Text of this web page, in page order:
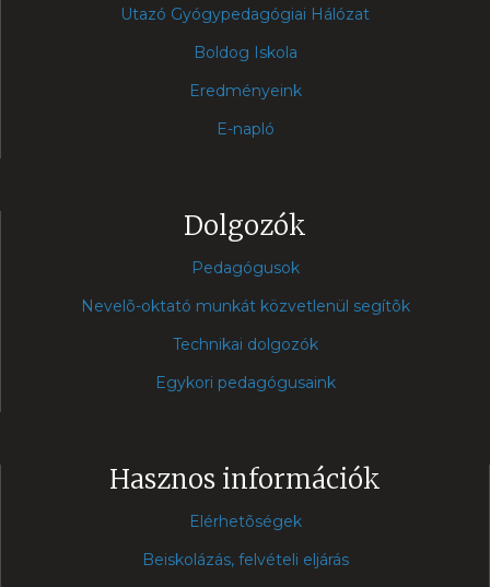
Utazó Gyógypedagógiai Hálózat
Boldog Iskola
Eredményeink
E-napló
Dolgozók
Pedagógusok
Nevelõ-oktató munkát közvetlenül segítõk
Technikai dolgozók
Egykori pedagógusaink
Hasznos információk
Elérhetõségek
Beiskolázás, felvételi eljárás